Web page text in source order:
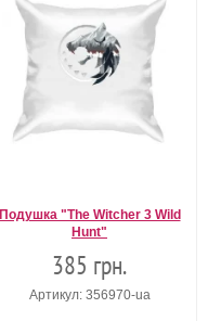
Подушка "The Witcher 3 Wild
Hunt"
385 грн.
Артикул: 356970-ua